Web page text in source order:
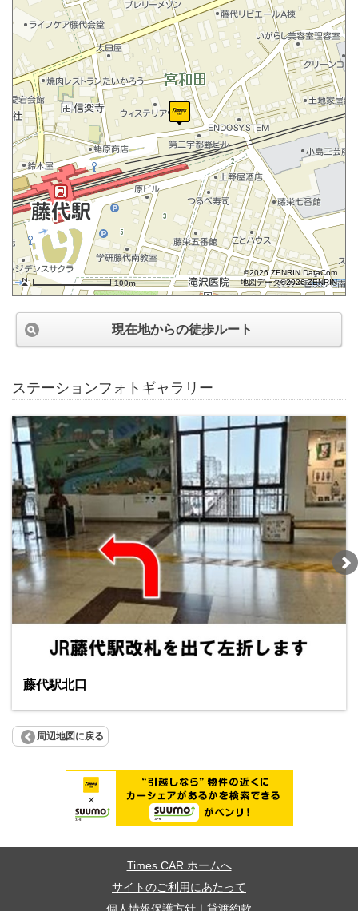
100m
©2026 ZENRIN DataCom
地図データ©2026 ZENRIN
現在地からの徒歩ルート
ステーションフォトギャラリー
藤代駅北口
周辺地図に戻る
Times CAR ホームへ
サイトのご利用にあたって